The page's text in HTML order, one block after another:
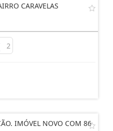
CARAVELAS
2
IMÓVEL NOVO COM 86